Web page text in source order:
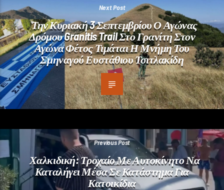
Next Post
Την Κυριακή 3 Σεπτεμβρίου Ο Αγώνας
Δρόμου Granitis Trail Στο Γρανίτη Στον
Αγώνα Φέτος Τιμάται Η Μνήμη Του
Σμηναγού Ευστάθιου Τσιτλακίδη
Previous Post
Χαλκιδική: Τροχαίο Με Αυτοκίνητο Να
Καταλήγει Μέσα Σε Κατάστημα Για
Κατοικίδια